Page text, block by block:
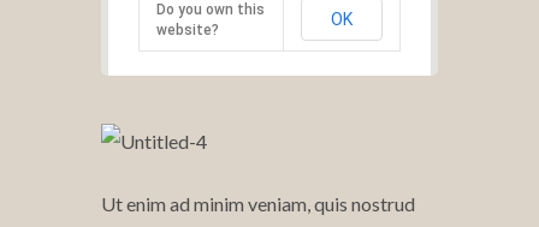
Do you own this
website?
OK
Ut enim ad minim veniam, quis nostrud